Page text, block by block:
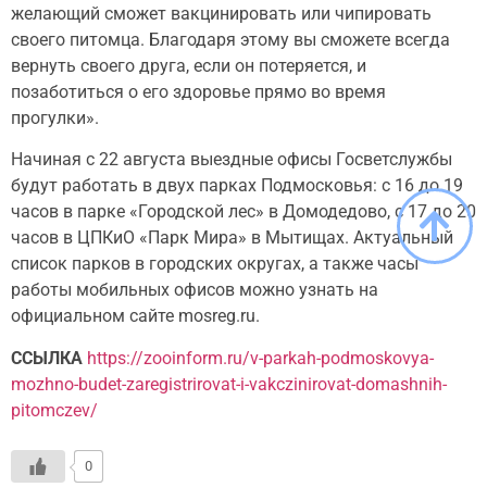
желающий сможет вакцинировать или чипировать
своего питомца. Благодаря этому вы сможете всегда
вернуть своего друга, если он потеряется, и
позаботиться о его здоровье прямо во время
прогулки».
Начиная с 22 августа выездные офисы Госветслужбы
будут работать в двух парках Подмосковья: с 16 до 19
часов в парке «Городской лес» в Домодедово, с 17 до 20
часов в ЦПКиО «Парк Мира» в Мытищах. Актуальный
список парков в городских округах, а также часы
работы мобильных офисов можно узнать на
официальном сайте mosreg.ru.
ССЫЛКА https://zooinform.ru/v-parkah-podmoskovya-
mozhno-budet-zaregistrirovat-i-vakczinirovat-domashnih-
pitomczev/
0